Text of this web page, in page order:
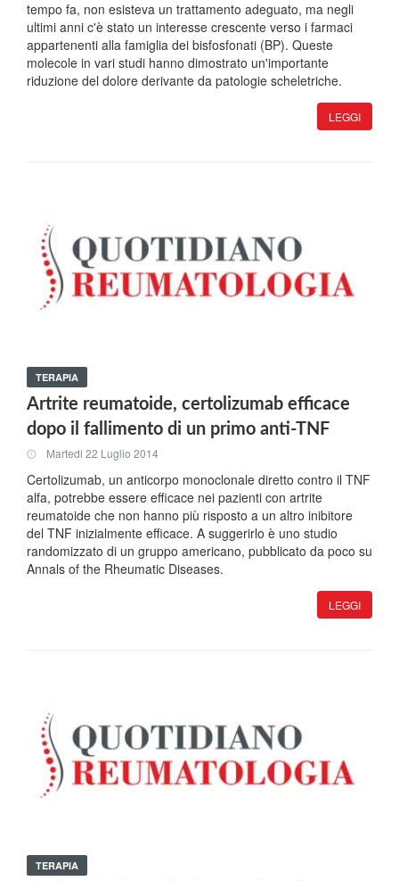
tempo fa, non esisteva un trattamento adeguato, ma negli
ultimi anni c'è stato un interesse crescente verso i farmaci
appartenenti alla famiglia dei bisfosfonati (BP). Queste
molecole in vari studi hanno dimostrato un'importante
riduzione del dolore derivante da patologie scheletriche.
LEGGI
TERAPIA
Artrite reumatoide, certolizumab efficace
dopo il fallimento di un primo anti-TNF
Martedi 22 Luglio 2014
Certolizumab, un anticorpo monoclonale diretto contro il TNF
alfa, potrebbe essere efficace nei pazienti con artrite
reumatoide che non hanno più risposto a un altro inibitore
del TNF inizialmente efficace. A suggerirlo è uno studio
randomizzato di un gruppo americano, pubblicato da poco su
Annals of the Rheumatic Diseases.
LEGGI
TERAPIA